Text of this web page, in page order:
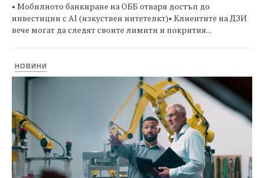
• Мобилното банкиране на ОББ отваря достъп до
инвестиции с AI (изкуствен интетелкт)• Клиентите на ДЗИ
вече могат да следят своите лимити и покрития...
НОВИНИ